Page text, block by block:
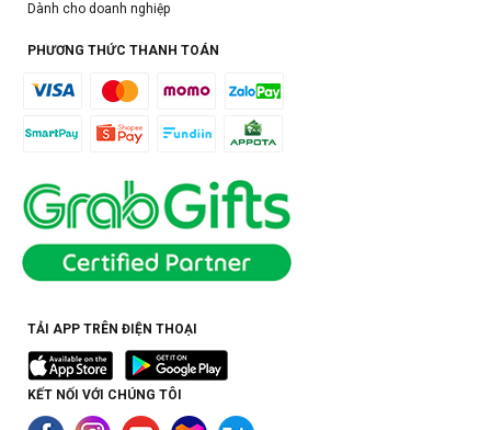
Dành cho doanh nghiệp
PHƯƠNG THỨC THANH TOÁN
TẢI APP TRÊN ĐIỆN THOẠI
KẾT NỐI VỚI CHÚNG TÔI